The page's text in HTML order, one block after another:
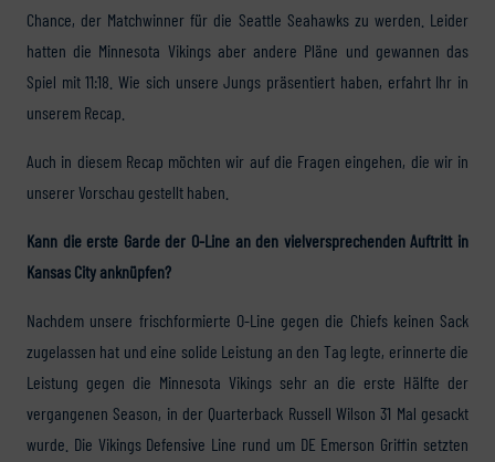
Chance, der Matchwinner für die Seattle Seahawks zu werden. Leider
hatten die Minnesota Vikings aber andere Pläne und gewannen das
Spiel mit 11:18. Wie sich unsere Jungs präsentiert haben, erfahrt Ihr in
unserem Recap.
Auch in diesem Recap möchten wir auf die Fragen eingehen, die wir in
unserer Vorschau gestellt haben.
Kann die erste Garde der O-Line an den vielversprechenden Auftritt in
Kansas City anknüpfen?
Nachdem unsere frischformierte O-Line gegen die Chiefs keinen Sack
zugelassen hat und eine solide Leistung an den Tag legte, erinnerte die
Leistung gegen die Minnesota Vikings sehr an die erste Hälfte der
vergangenen Season, in der Quarterback Russell Wilson 31 Mal gesackt
wurde. Die Vikings Defensive Line rund um DE Emerson Griffin setzten